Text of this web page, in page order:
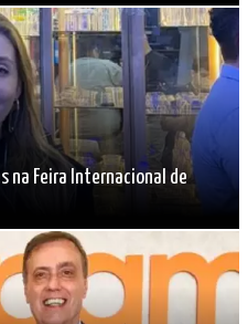
na Feira Internacional de